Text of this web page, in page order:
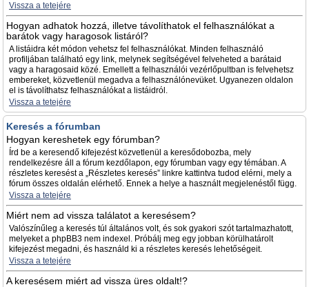
Vissza a tetejére
Hogyan adhatok hozzá, illetve távolíthatok el felhasználókat a
barátok vagy haragosok listáról?
A listáidra két módon vehetsz fel felhasználókat. Minden felhasználó
profiljában található egy link, melynek segítségével felveheted a barátaid
vagy a haragosaid közé. Emellett a felhasználói vezérlőpultban is felvehetsz
embereket, közvetlenül megadva a felhasználónevüket. Ugyanezen oldalon
el is távolíthatsz felhasználókat a listáidról.
Vissza a tetejére
Keresés a fórumban
Hogyan kereshetek egy fórumban?
Írd be a keresendő kifejezést közvetlenül a keresődobozba, mely
rendelkezésre áll a fórum kezdőlapon, egy fórumban vagy egy témában. A
részletes keresést a „Részletes keresés” linkre kattintva tudod elérni, mely a
fórum összes oldalán elérhető. Ennek a helye a használt megjelenéstől függ.
Vissza a tetejére
Miért nem ad vissza találatot a keresésem?
Valószínűleg a keresés túl általános volt, és sok gyakori szót tartalmazhatott,
melyeket a phpBB3 nem indexel. Próbálj meg egy jobban körülhatárolt
kifejezést megadni, és használd ki a részletes keresés lehetőségeit.
Vissza a tetejére
A keresésem miért ad vissza üres oldalt!?